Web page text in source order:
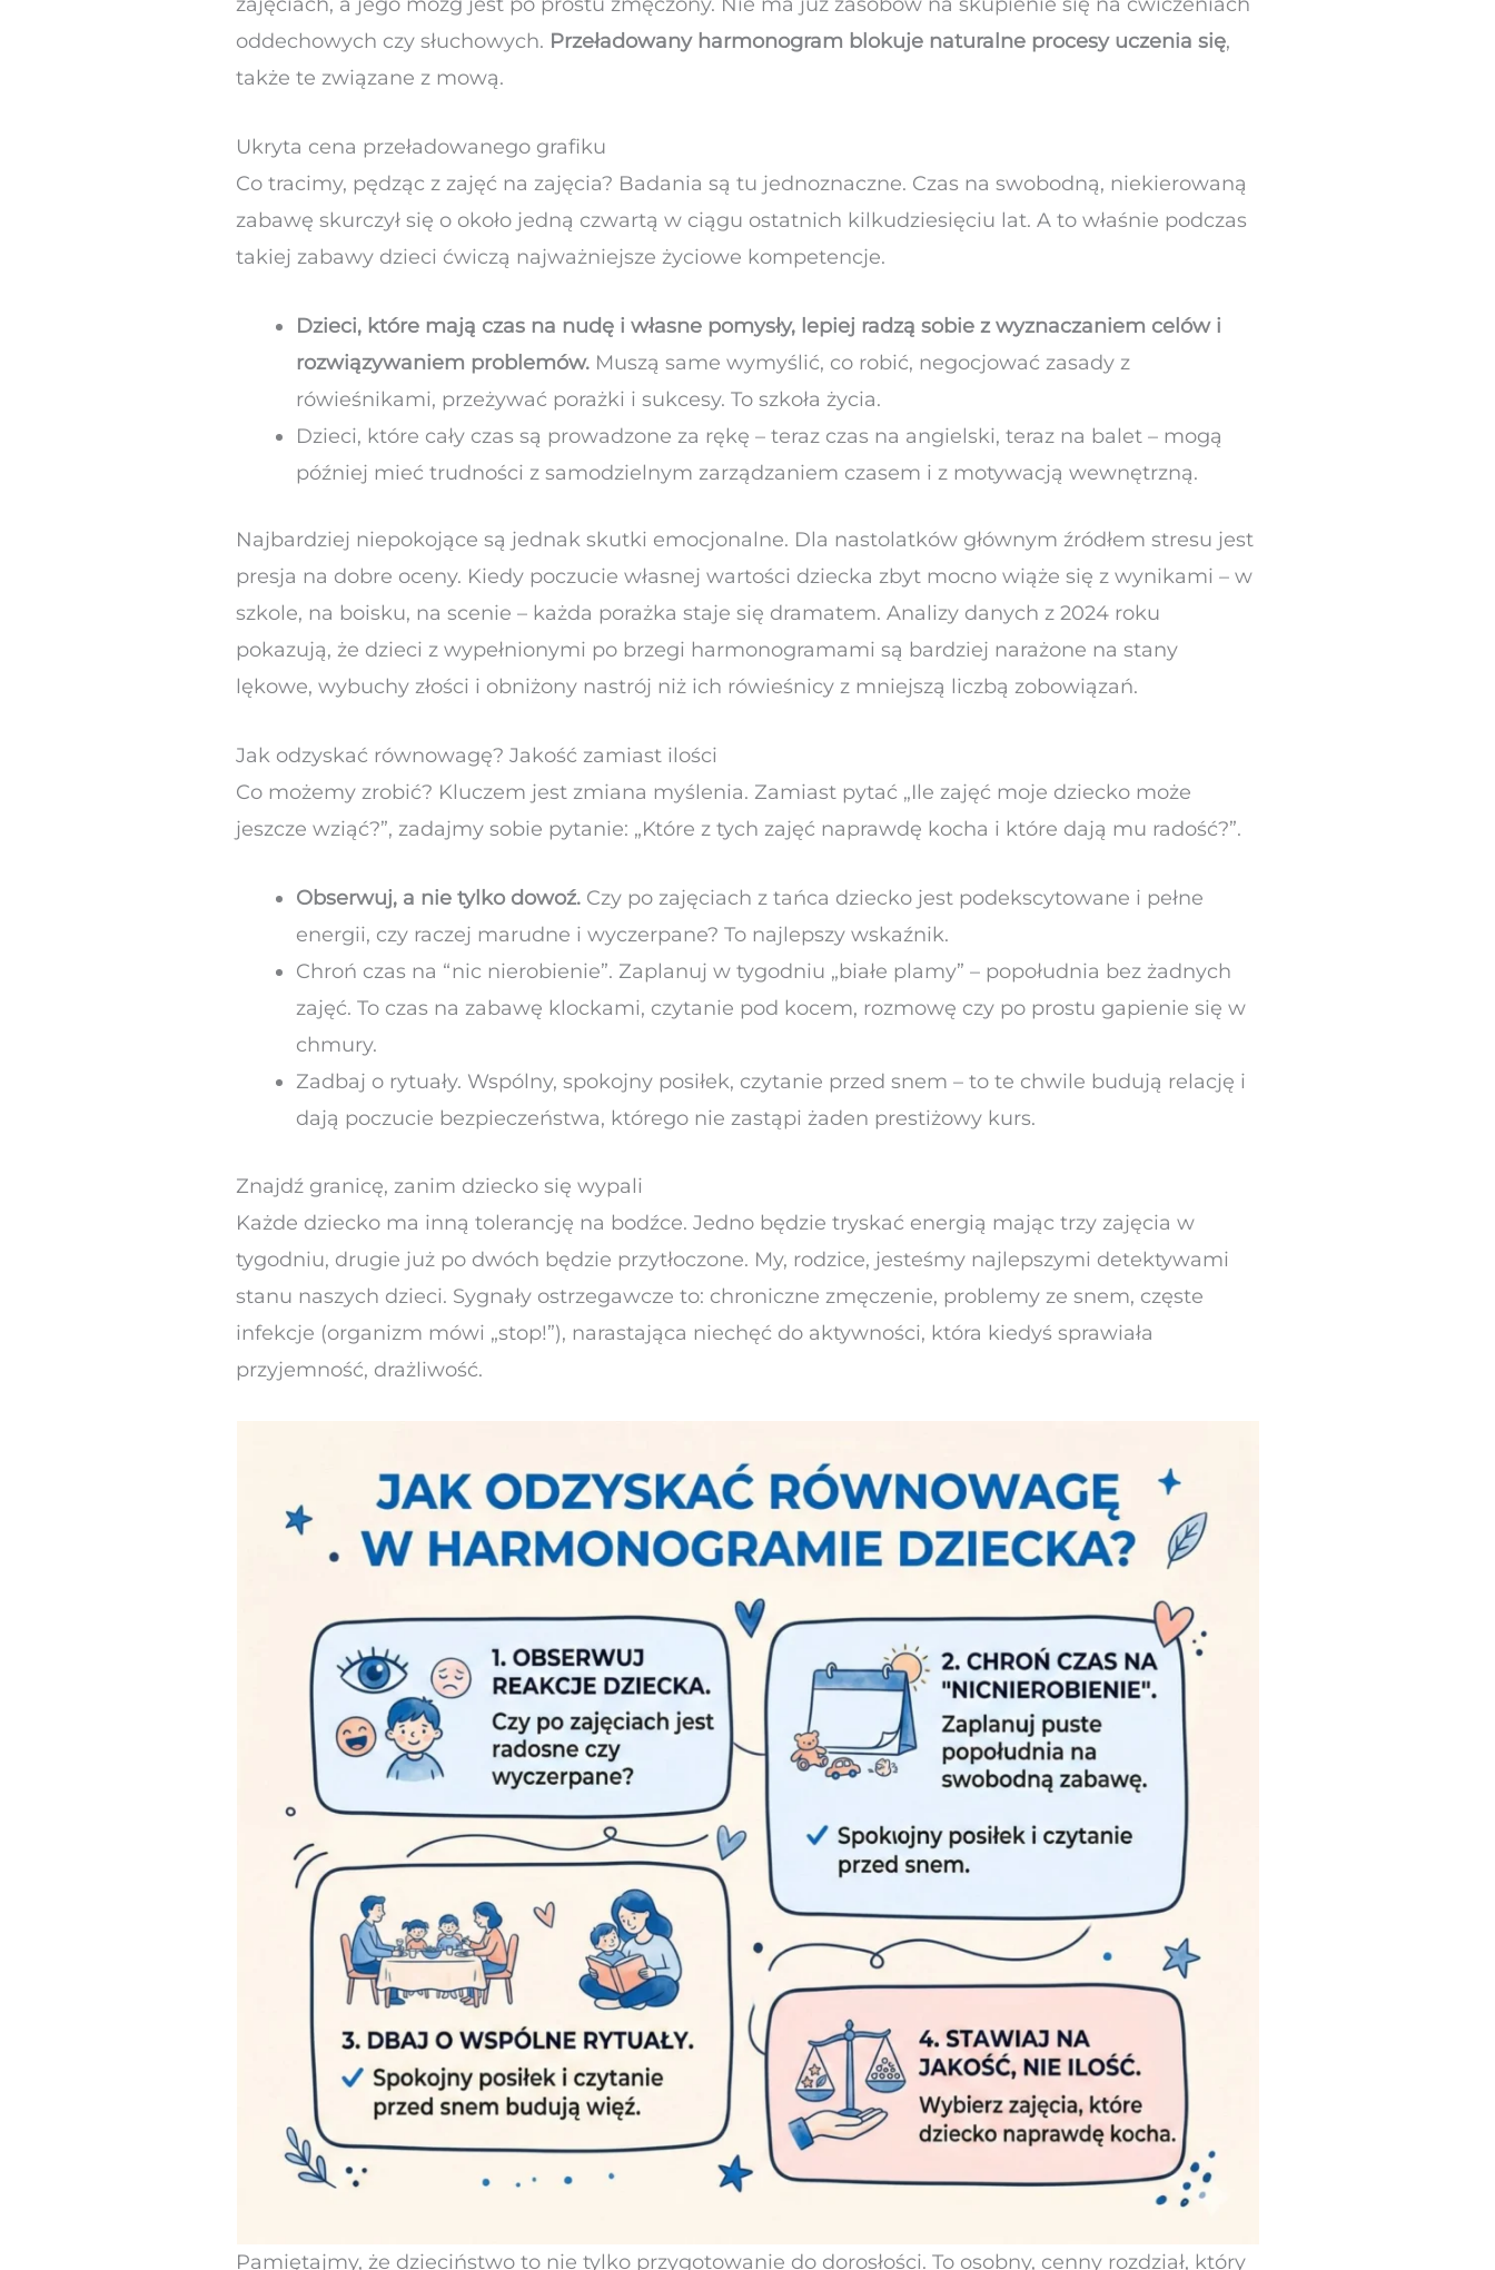
zajęciach, a jego mózg jest po prostu zmęczony. Nie ma już zasobów na skupienie się na ćwiczeniach
oddechowych czy słuchowych. Przeładowany harmonogram blokuje naturalne procesy uczenia się,
także te związane z mową.
Ukryta cena przeładowanego grafiku
Co tracimy, pędząc z zajęć na zajęcia? Badania są tu jednoznaczne. Czas na swobodną, niekierowaną
zabawę skurczył się o około jedną czwartą w ciągu ostatnich kilkudziesięciu lat. A to właśnie podczas
takiej zabawy dzieci ćwiczą najważniejsze życiowe kompetencje.
Dzieci, które mają czas na nudę i własne pomysły, lepiej radzą sobie z wyznaczaniem celów i
rozwiązywaniem problemów. Muszą same wymyślić, co robić, negocjować zasady z
rówieśnikami, przeżywać porażki i sukcesy. To szkoła życia.
Dzieci, które cały czas są prowadzone za rękę – teraz czas na angielski, teraz na balet – mogą
później mieć trudności z samodzielnym zarządzaniem czasem i z motywacją wewnętrzną.
Najbardziej niepokojące są jednak skutki emocjonalne. Dla nastolatków głównym źródłem stresu jest
presja na dobre oceny. Kiedy poczucie własnej wartości dziecka zbyt mocno wiąże się z wynikami – w
szkole, na boisku, na scenie – każda porażka staje się dramatem. Analizy danych z 2024 roku
pokazują, że dzieci z wypełnionymi po brzegi harmonogramami są bardziej narażone na stany
lękowe, wybuchy złości i obniżony nastrój niż ich rówieśnicy z mniejszą liczbą zobowiązań.
Jak odzyskać równowagę? Jakość zamiast ilości
Co możemy zrobić? Kluczem jest zmiana myślenia. Zamiast pytać „Ile zajęć moje dziecko może
jeszcze wziąć?”, zadajmy sobie pytanie: „Które z tych zajęć naprawdę kocha i które dają mu radość?”.
Obserwuj, a nie tylko dowoź. Czy po zajęciach z tańca dziecko jest podekscytowane i pełne
energii, czy raczej marudne i wyczerpane? To najlepszy wskaźnik.
Chroń czas na “nic nierobienie”. Zaplanuj w tygodniu „białe plamy” – popołudnia bez żadnych
zajęć. To czas na zabawę klockami, czytanie pod kocem, rozmowę czy po prostu gapienie się w
chmury.
Zadbaj o rytuały. Wspólny, spokojny posiłek, czytanie przed snem – to te chwile budują relację i
dają poczucie bezpieczeństwa, którego nie zastąpi żaden prestiżowy kurs.
Znajdź granicę, zanim dziecko się wypali
Każde dziecko ma inną tolerancję na bodźce. Jedno będzie tryskać energią mając trzy zajęcia w
tygodniu, drugie już po dwóch będzie przytłoczone. My, rodzice, jesteśmy najlepszymi detektywami
stanu naszych dzieci. Sygnały ostrzegawcze to: chroniczne zmęczenie, problemy ze snem, częste
infekcje (organizm mówi „stop!”), narastająca niechęć do aktywności, która kiedyś sprawiała
przyjemność, drażliwość.
Pamiętajmy, że dzieciństwo to nie tylko przygotowanie do dorosłości. To osobny, cenny rozdział, który